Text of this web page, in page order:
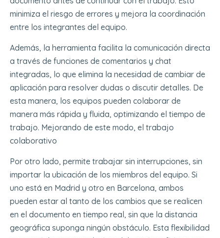
minimiza el riesgo de errores y mejora la coordinación
entre los integrantes del equipo.
Además, la herramienta facilita la comunicación directa
a través de funciones de comentarios y chat
integradas, lo que elimina la necesidad de cambiar de
aplicación para resolver dudas o discutir detalles. De
esta manera, los equipos pueden colaborar de
manera más rápida y fluida, optimizando el tiempo de
trabajo. Mejorando de este modo, el trabajo
colaborativo
Por otro lado, permite trabajar sin interrupciones, sin
importar la ubicación de los miembros del equipo. Si
uno está en Madrid y otro en Barcelona, ambos
pueden estar al tanto de los cambios que se realicen
en el documento en tiempo real, sin que la distancia
geográfica suponga ningún obstáculo. Esta flexibilidad